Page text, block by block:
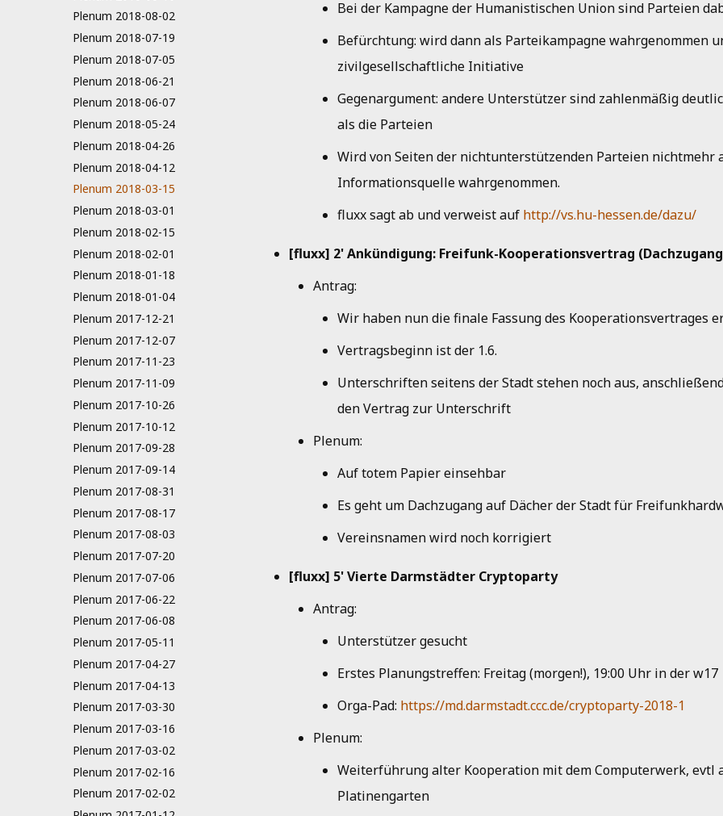
Plenum 2018-08-02
Plenum 2018-07-19
Plenum 2018-07-05
Plenum 2018-06-21
Plenum 2018-06-07
Plenum 2018-05-24
Plenum 2018-04-26
Plenum 2018-04-12
Plenum 2018-03-15
Plenum 2018-03-01
Plenum 2018-02-15
Plenum 2018-02-01
Plenum 2018-01-18
Plenum 2018-01-04
Plenum 2017-12-21
Plenum 2017-12-07
Plenum 2017-11-23
Plenum 2017-11-09
Plenum 2017-10-26
Plenum 2017-10-12
Plenum 2017-09-28
Plenum 2017-09-14
Plenum 2017-08-31
Plenum 2017-08-17
Plenum 2017-08-03
Plenum 2017-07-20
Plenum 2017-07-06
Plenum 2017-06-22
Plenum 2017-06-08
Plenum 2017-05-11
Plenum 2017-04-27
Plenum 2017-04-13
Plenum 2017-03-30
Plenum 2017-03-16
Plenum 2017-03-02
Plenum 2017-02-16
Plenum 2017-02-02
Bei der Kampagne der Humanistischen Union sind Parteien
Befürchtung: wird dann als Parteikampagne wahrgenommen
zivilgesellschaftliche Initiative
Gegenargument: andere Unterstützer sind zahlenmäßig
als die Parteien
Wird von Seiten der nichtunterstützenden Parteien nichtmehr
Informationsquelle wahrgenommen.
fluxx sagt ab und verweist auf http://vs.hu-hessen.de/dazu/
[fluxx] 2' Ankündigung: Freifunk-Kooperationsvertrag
Antrag:
Wir haben nun die finale Fassung des Kooperationsvertrages
Vertragsbeginn ist der 1.6.
Unterschriften seitens der Stadt stehen noch aus,
den Vertrag zur Unterschrift
Plenum:
Auf totem Papier einsehbar
Es geht um Dachzugang auf Dächer der Stadt für
Vereinsnamen wird noch korrigiert
[fluxx] 5' Vierte Darmstädter Cryptoparty
Antrag:
Unterstützer gesucht
Erstes Planungstreffen: Freitag (morgen!), 19:00 Uhr in der w17
Orga-Pad: https://md.darmstadt.ccc.de/cryptoparty-2018-1
Plenum:
Weiterführung alter Kooperation mit dem Computerwerk, evtl
Platinengarten